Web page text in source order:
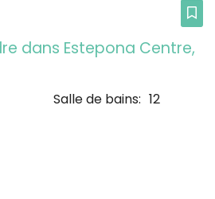
dans Estepona Centre,
Salle de bains: 12